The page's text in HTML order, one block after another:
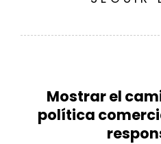
Mostrar el
política